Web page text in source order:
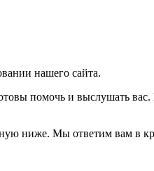
нашего сайта.
помочь и выслушать
ниже. Мы ответим вам в